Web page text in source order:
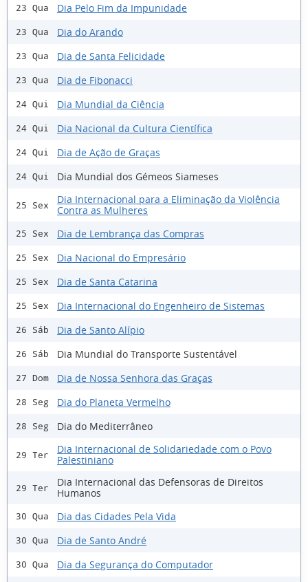
23 Qua Dia Pelo Fim da Impunidade
23 Qua Dia do Arando
23 Qua Dia de Santa Felicidade
23 Qua Dia de Fibonacci
24 Qui Dia Mundial da Ciência
24 Qui Dia Nacional da Cultura Científica
24 Qui Dia de Ação de Graças
24 Qui Dia Mundial dos Gémeos Siameses
25 Sex
Dia Internacional para a Eliminação da Violência
Contra as Mulheres
25 Sex Dia de Lembrança das Compras
25 Sex Dia Nacional do Empresário
25 Sex Dia de Santa Catarina
25 Sex Dia Internacional do Engenheiro de Sistemas
26 Sáb Dia de Santo Alípio
26 Sáb Dia Mundial do Transporte Sustentável
27 Dom Dia de Nossa Senhora das Graças
28 Seg Dia do Planeta Vermelho
28 Seg Dia do Mediterrâneo
29 Ter
Dia Internacional de Solidariedade com o Povo
Palestiniano
29 Ter
Dia Internacional das Defensoras de Direitos
Humanos
30 Qua Dia das Cidades Pela Vida
30 Qua Dia de Santo André
30 Qua
Dia da Segurança do Computador